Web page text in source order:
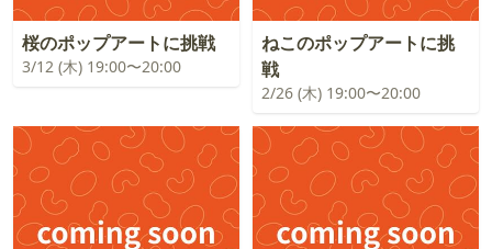
桜のポップアートに挑戦
3/12 (木) 19:00〜20:00
ねこのポップアートに挑
戦
2/26 (木) 19:00〜20:00